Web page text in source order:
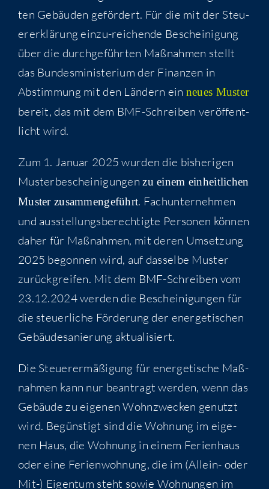
ten Gebäu­den geför­dert. Für die mit der Steu­
er­erklä­rung ein­zu-rei­chen­de Beschei­ni­gung
über die durch­ge­führ­ten Maß­nah­men stellt
das Bun­des­mi­nis­te­ri­um der Finan­zen in
Abstim­mung mit den Län­dern ein neu­es Mus­ter
bereit, das mit dem BMF-Schrei­ben ver­öf­fent­
licht wird.
Zum 1. Janu­ar 2025 wur­den die bis­he­ri­gen
Mus­ter­be­schei­ni­gun­genzu einem ein­heit­li­chen
Mus­ter zusam­men­ge­führt. Fach­un­ter­neh­men
und aus­stel­lungs­be­rech­tig­te Per­so­nen kön­nen
daher für Maß­nah­men, mit deren Umset­zung
2025 begon­nen wird, auf das­sel­be Mus­ter
zurück­grei­fen. Mit dem BMF-Schrei­ben vom
23.12.2024 wer­den die Beschei­ni­gun­gen für
die steu­er­li­che För­de­rung der ener­ge­ti­schen
Gebäu­de­sa­nie­rung aktualisiert.
Die Steu­er­ermä­ßi­gung für ener­ge­ti­sche Maß­
nah­men kann nur bean­tragt wer­den, wenn das
Gebäu­de zu eige­nen Wohn­zwe­cken genutzt
wird. Begüns­tigt sind die Woh­nung im eige­
nen Haus, die Woh­nung in einem Feri­en­haus
oder eine Feri­en­woh­nung, die im (Allein- oder
Mit-) Eigen­tum steht sowie Woh­nun­gen im